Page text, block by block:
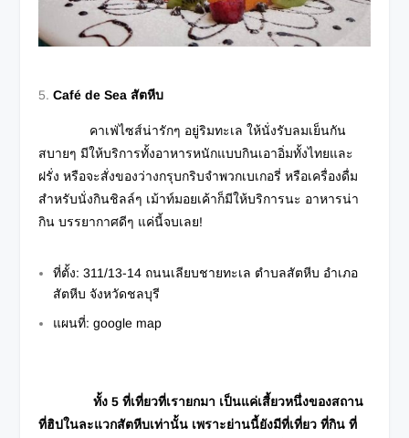
Café de Sea สัตหีบ
คาเฟ่ไซส์น่ารักๆ อยู่ริมทะเล ให้นั่งรับลมเย็นกัน
สบายๆ มีให้บริการทั้งอาหารหนักแบบกินเอาอิ่มทั้งไทยและ
ฝรั่ง หรือจะสั่งของว่างกรุบกริบจำพวกเบเกอรี่ หรือเครื่องดื่ม
สำหรับนั่งกินชิลล์ๆ เม้าท์มอยเค้าก็มีให้บริการนะ อาหารน่า
กิน บรรยากาศดีๆ แค่นี้จบเลย!
ที่ตั้ง: 311/13-14 ถนนเลียบชายทะเล ตำบลสัตหีบ อำเภอ
สัตหีบ จังหวัดชลบุรี
แผนที่:google map
ทั้ง 5 ที่เที่ยวที่เรายกมา เป็นแค่เสี้ยวหนึ่งของสถาน
ที่ฮิปในละแวกสัตหีบเท่านั้น เพราะย่านนี้ยังมีที่เที่ยว ที่กิน ที่